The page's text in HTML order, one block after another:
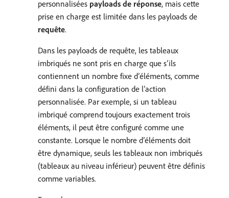
personnalisées payloads de réponse, mais cette
prise en charge est limitée dans les payloads de
requête.
Dans les payloads de requête, les tableaux
imbriqués ne sont pris en charge que s’ils
contiennent un nombre fixe d’éléments, comme
défini dans la configuration de l’action
personnalisée. Par exemple, si un tableau
imbriqué comprend toujours exactement trois
éléments, il peut être configuré comme une
constante. Lorsque le nombre d’éléments doit
être dynamique, seuls les tableaux non imbriqués
(tableaux au niveau inférieur) peuvent être définis
comme variables.